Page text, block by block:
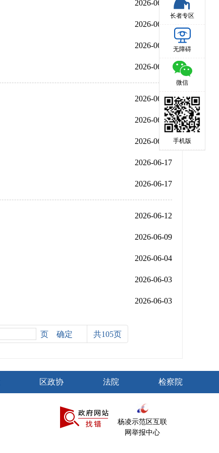
2026-06-30
2026-06-27
2026-06-25
2026-06-25
2026-06-24
2026-06-18
2026-06-17
2026-06-17
2026-06-17
2026-06-12
2026-06-09
2026-06-04
2026-06-03
2026-06-03
页 共105页
区政协 法院 检察院
杨凌示范区互联
网举报中心
长者专区
无障碍
微信
手机版